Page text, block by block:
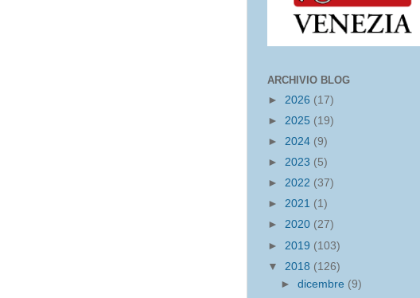
ARCHIVIO BLOG
► 2026 (17)
► 2025 (19)
► 2024 (9)
► 2023 (5)
► 2022 (37)
► 2021 (1)
► 2020 (27)
► 2019 (103)
▼ 2018 (126)
►dicembre (9)